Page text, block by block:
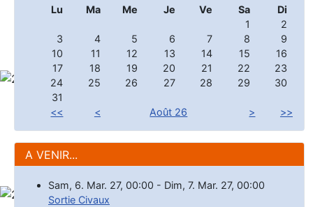
Lu Ma Me Je Ve Sa
Di
1
2
3
4 5 6 7 8
9
10
11 12 13 14 15
16
17
18 19 20 21 22
23
24
25 26 27 28 29
30
31
<<
< Août 26 > >>
A VENIR...
Sam, 6. Mar. 27, 00:00 - Dim, 7. Mar. 27, 00:00
Sortie Civaux